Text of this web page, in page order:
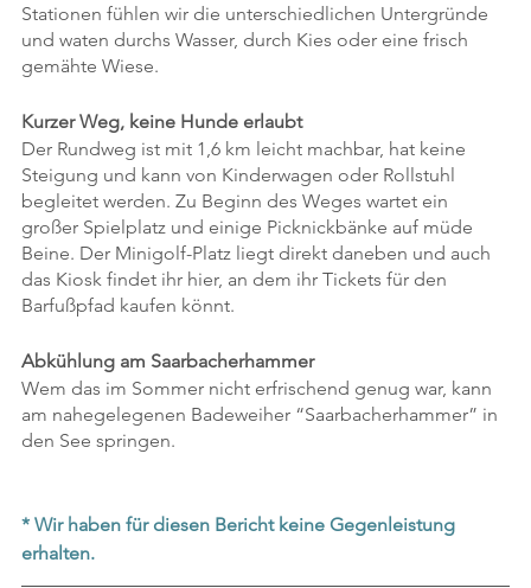
Stationen fühlen wir die unterschiedlichen Untergründe
und waten durchs Wasser, durch Kies oder eine frisch
gemähte Wiese.
Kurzer Weg, keine Hunde erlaubt
Der Rundweg ist mit 1,6 km leicht machbar, hat keine
Steigung und kann von Kinderwagen oder Rollstuhl
begleitet werden. Zu Beginn des Weges wartet ein
großer Spielplatz und einige Picknickbänke auf müde
Beine. Der Minigolf-Platz liegt direkt daneben und auch
das Kiosk findet ihr hier, an dem ihr Tickets für den
Barfußpfad kaufen könnt.
Abkühlung am Saarbacherhammer
Wem das im Sommer nicht erfrischend genug war, kann
am nahegelegenen Badeweiher “Saarbacherhammer” in
den See springen.
* Wir haben für diesen Bericht keine Gegenleistung
erhalten.